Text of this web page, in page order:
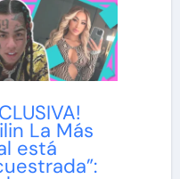
La Más
está